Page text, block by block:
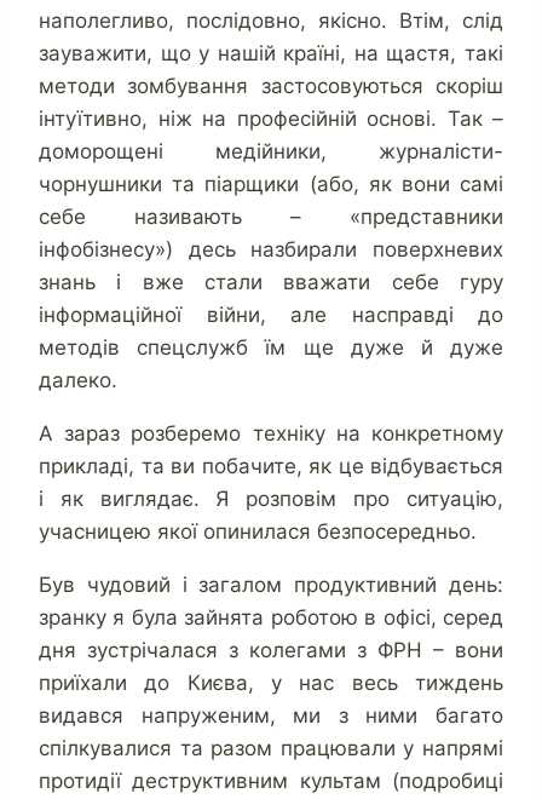
наполегливо, послідовно, якісно. Втім, слід
зауважити, що у нашій країні, на щастя, такі
методи зомбування застосовуються скоріш
інтуїтивно, ніж на професійній основі. Так –
доморощені медійники, журналісти-
чорнушники та піарщики (або, як вони самі
себе називають – «представники
інфобізнесу») десь назбирали поверхневих
знань і вже стали вважати себе гуру
інформаційної війни, але насправді до
методів спецслужб їм ще дуже й дуже
далеко.
А зараз розберемо техніку на конкретному
прикладі, та ви побачите, як це відбувається
і як виглядає. Я розповім про ситуацію,
учасницею якої опинилася безпосередньо.
Був чудовий і загалом продуктивний день:
зранку я була зайнята роботою в офісі, серед
дня зустрічалася з колегами з ФРН – вони
приїхали до Києва, у нас весь тиждень
видався напруженим, ми з ними багато
спілкувалися та разом працювали у напрямі
протидії деструктивним культам (подробиці